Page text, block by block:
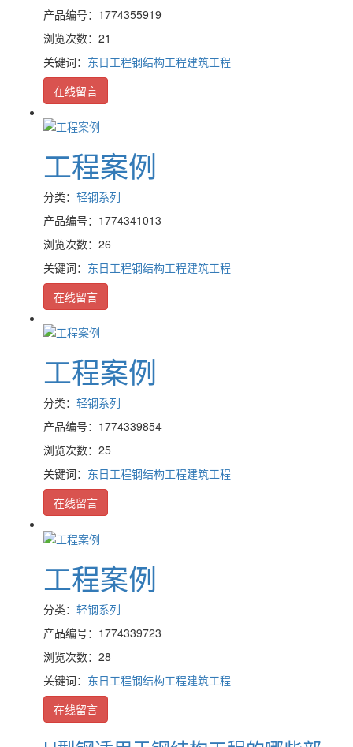
产品编号：1774355919
浏览次数：21
关键词： 东日工程钢结构工程建筑工程
在线留言
工程案例
分类： 轻钢系列
产品编号：1774341013
浏览次数：26
关键词： 东日工程钢结构工程建筑工程
在线留言
工程案例
分类： 轻钢系列
产品编号：1774339854
浏览次数：25
关键词： 东日工程钢结构工程建筑工程
在线留言
工程案例
分类： 轻钢系列
产品编号：1774339723
浏览次数：28
关键词： 东日工程钢结构工程建筑工程
在线留言